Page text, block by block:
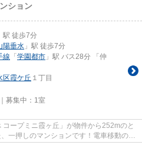
ション
駅 徒歩7分
陽垂水 」駅 徒歩7分
線 「 学園都市 」駅 バス28分 「仲
区霞ケ丘 １丁目
募集中： 1室
ープミニ霞ヶ丘」が物件から252mのと
一押しのマンションです！電車移動の多